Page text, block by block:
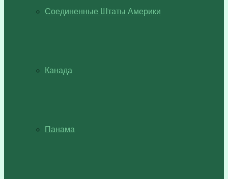
Соединенные Штаты Америки
Канада
Панама